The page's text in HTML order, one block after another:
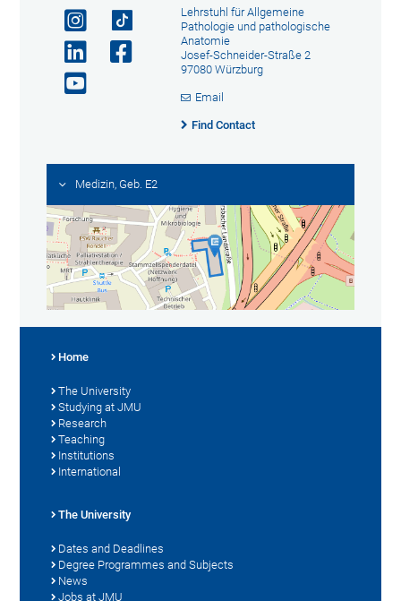
Lehrstuhl für Allgemeine
Pathologie und pathologische
Anatomie
Josef-Schneider-Straße 2
97080 Würzburg
Email
Find Contact
Medizin, Geb. E2
Home
The University
Studying at JMU
Research
Teaching
Institutions
International
The University
Dates and Deadlines
Degree Programmes and Subjects
News
Jobs at JMU